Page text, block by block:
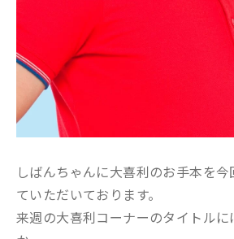
しばんちゃんに大喜利のお手本を
ていただいております。
来週の大喜利コーナーのタイトル